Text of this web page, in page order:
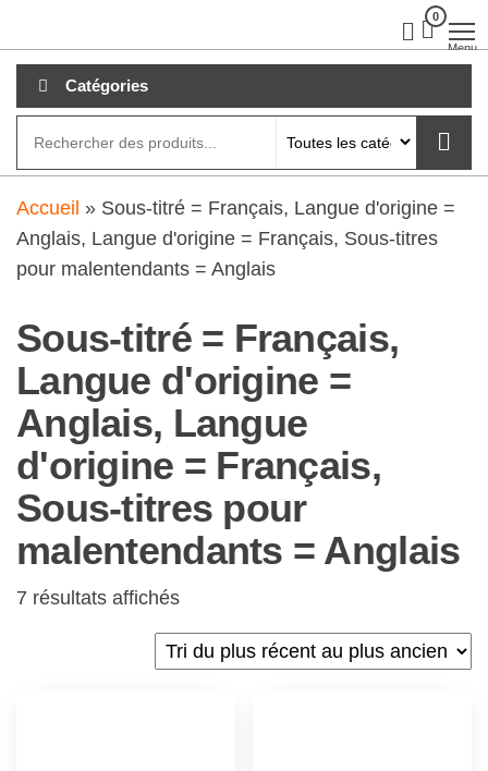
au
contenu
0
Menu
Catégories
Accueil » Sous-titré = Français, Langue d'origine =
Anglais, Langue d'origine = Français, Sous-titres
pour malentendants = Anglais
Sous-titré = Français,
Langue d'origine =
Anglais, Langue
d'origine = Français,
Sous-titres pour
malentendants = Anglais
7 résultats affichés